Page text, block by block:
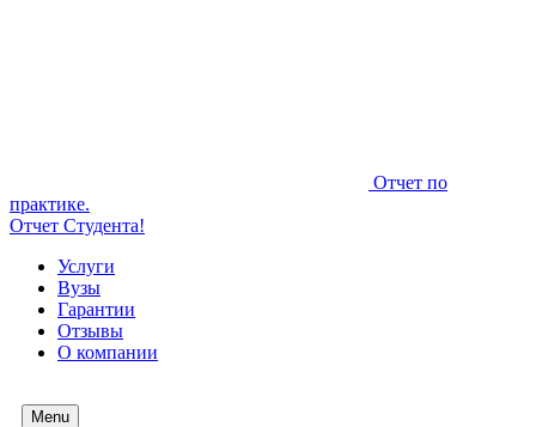
Отчет по
практике.
Отчет Студента!
Услуги
Вузы
Гарантии
Отзывы
О компании
Menu